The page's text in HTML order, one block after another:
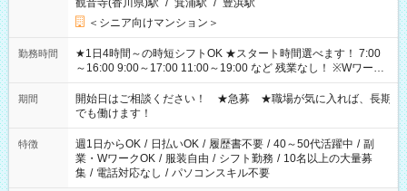
観音寺(香川県)駅 / 箕浦駅 / 豊浜駅
＜シニア向けマンション＞
勤務時間
★1日4時間～の時短シフトOK ★スタート時間選べます！ 7:00
～16:00 9:00～17:00 11:00～19:00 など 残業なし！ ※Wワーク
の場合、他のお仕事と合わせ週40時間超の就業はご案内できま
せん ※法令に基づき、週20時間以上勤務は社会保険への加入対
象となります ※労働者派遣法（日雇い派遣の原則禁止）によ
り、短時間・短期間の就業はご案内が難しい場合があります
期間
開始日はご相談ください！ ★急募 ★職場が気に入れば、長期
でも働けます！
特徴 週1日からOK / 日払いOK / 履歴書不要 / 40～50代活躍中 / 副
業・WワークOK / 服装自由 / シフト勤務 / 10名以上の大量募
集 / 電話対応なし / パソコンスキル不要